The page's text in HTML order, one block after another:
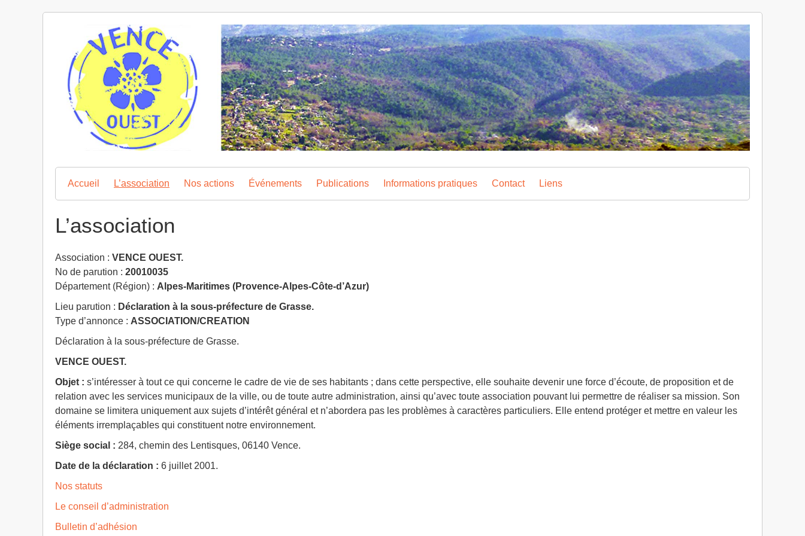
Accueil L’association Nos actions Événements Publications Informations pratiques Contact Liens
L’association
Association : VENCE OUEST.
No de parution : 20010035
Département (Région) : Alpes-Maritimes (Provence-Alpes-Côte-d’Azur)
Lieu parution : Déclaration à la sous-préfecture de Grasse.
Type d’annonce : ASSOCIATION/CREATION
Déclaration à la sous-préfecture de Grasse.
VENCE OUEST.
Objet : s’intéresser à tout ce qui concerne le cadre de vie de ses habitants ; dans cette perspective, elle souhaite devenir une force d’écoute, de proposition et de
relation avec les services municipaux de la ville, ou de toute autre administration, ainsi qu’avec toute association pouvant lui permettre de réaliser sa mission. Son
domaine se limitera uniquement aux sujets d’intérêt général et n’abordera pas les problèmes à caractères particuliers. Elle entend protéger et mettre en valeur les
éléments irremplaçables qui constituent notre environnement.
Siège social : 284, chemin des Lentisques, 06140 Vence.
Date de la déclaration : 6 juillet 2001.
Nos statuts
Le conseil d’administration
Bulletin d’adhésion